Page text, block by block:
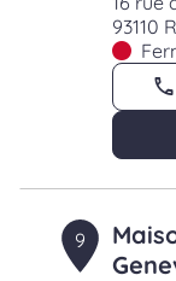
93110
9